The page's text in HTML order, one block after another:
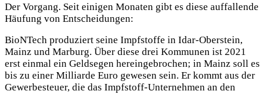
Der Vorgang. Seit einigen Monaten gibt es diese auffallende
Häufung von Entscheidungen:
BioNTech produziert seine Impfstoffe in Idar-Oberstein,
Mainz und Marburg. Über diese drei Kommunen ist 2021
erst einmal ein Geldsegen hereingebrochen; in Mainz soll es
bis zu einer Milliarde Euro gewesen sein. Er kommt aus der
Gewerbesteuer, die das Impfstoff-Unternehmen an den